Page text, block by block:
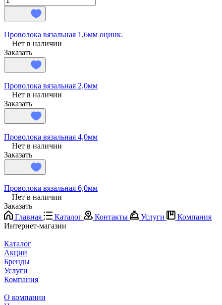
Проволока вязальная 1,6мм оцинк.
Нет в наличии
Заказать
Проволока вязальная 2,0мм
Нет в наличии
Заказать
Проволока вязальная 4,0мм
Нет в наличии
Заказать
Проволока вязальная 6,0мм
Нет в наличии
Заказать
Главная
Каталог Контакты Услуги
Компания
Интернет-магазин
Каталог
Акции
Бренды
Услуги
Компания
О компании